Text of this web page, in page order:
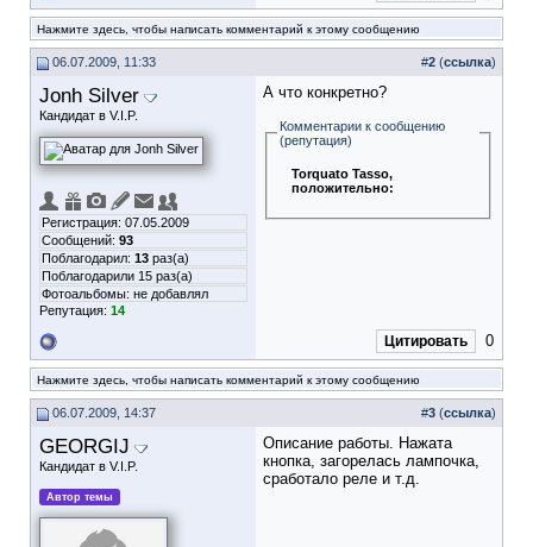
Нажмите здесь, чтобы написать комментарий к этому сообщению
06.07.2009, 11:33 #2 (ссылка)
Jonh Silver
Кандидат в V.I.P.
Регистрация: 07.05.2009
Сообщений: 93
Поблагодарил: 13 раз(а)
Поблагодарили 15 раз(а)
Фотоальбомы: не добавлял
Репутация: 14
А что конкретно?
Комментарии к сообщению
(репутация)
Torquato Tasso,
положительно:
Цитировать 0
Нажмите здесь, чтобы написать комментарий к этому сообщению
06.07.2009, 14:37 #3 (ссылка)
GEORGIJ
Кандидат в V.I.P.
Автор темы
Описание работы. Нажата
кнопка, загорелась лампочка,
сработало реле и т.д.